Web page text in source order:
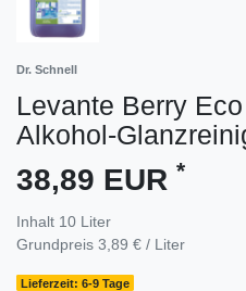
Dr. Schnell
Levante Berry
Alkohol-
38,89 EUR *
Inhalt 10 Liter
Grundpreis 3,89 € / Liter
Lieferzeit: 6-9 Tage